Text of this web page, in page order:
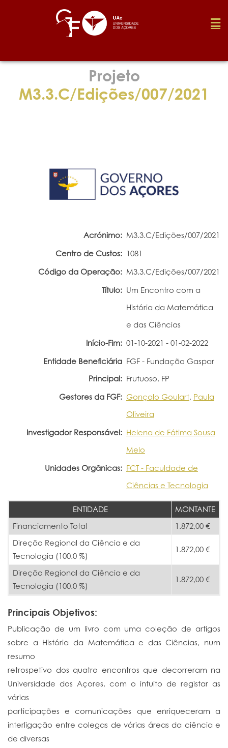
Fundação
Media
Projeto
M3.3.C/Edições/007/2021
Acrónimo: M3.3.C/Edições/007/2021
Centro de Custos: 1081
Código da Operação: M3.3.C/Edições/007/2021
Título: Um Encontro com a
História da Matemática
e das Ciências
Início-Fim: 01-10-2021 - 01-02-2022
Entidade Beneficiária
Principal:
FGF - Fundação Gaspar
Frutuoso, FP
Gestores da FGF: Gonçalo Goulart, Paula
Oliveira
Investigador Responsável: Helena de Fátima Sousa
Melo
Unidades Orgânicas: FCT - Faculdade de
Ciências e Tecnologia
ENTIDADE
MONTANTE
Financiamento Total
1.872,00 €
Direção Regional da Ciência e da
Tecnologia (100.0 %)
1.872,00 €
Direção Regional da Ciência e da
Tecnologia (100.0 %)
1.872,00 €
Principais Objetivos:
Publicação de um livro com uma coleção de artigos
sobre a História da Matemática e das Ciências, num
resumo
retrospetivo dos quatro encontros que decorreram na
Universidade dos Açores, com o intuito de registar as
várias
participações e comunicações que enriqueceram a
interligação entre colegas de várias áreas da ciência e
de diversas